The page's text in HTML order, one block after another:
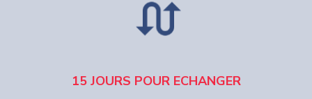
15 JOURS POUR ECHANGER